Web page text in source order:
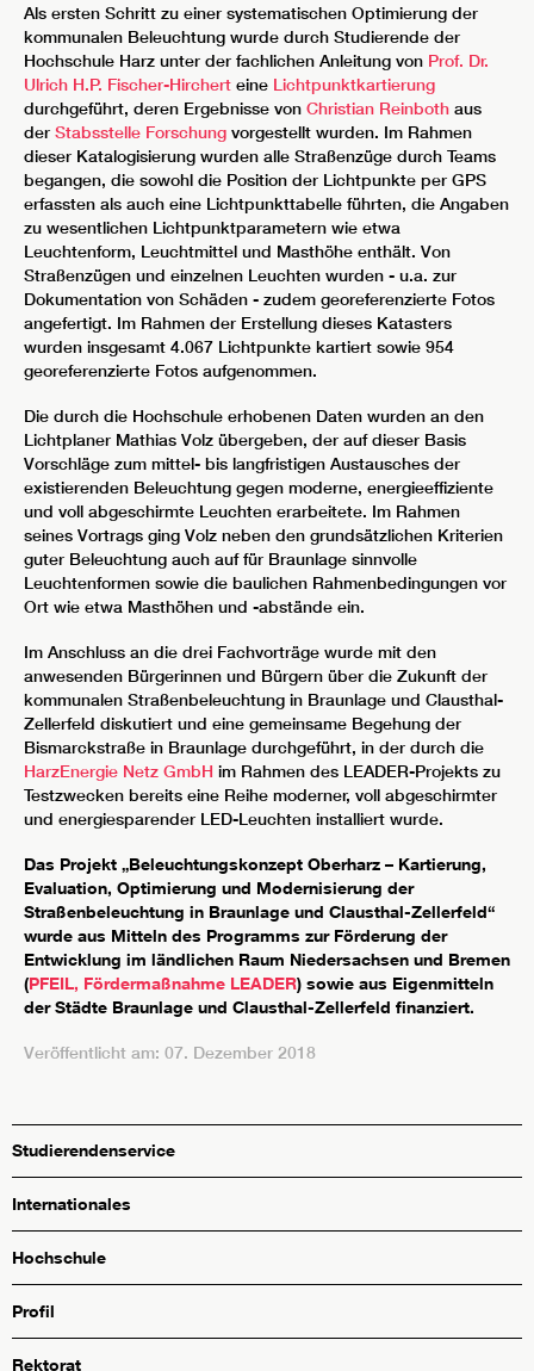
Als ersten Schritt zu einer systematischen Optimierung der
kommunalen Beleuchtung wurde durch Studierende der
Hochschule Harz unter der fachlichen Anleitung von Prof. Dr.
Ulrich H.P. Fischer-Hirchert eine Lichtpunktkartierung
durchgeführt, deren Ergebnisse von Christian Reinboth aus
der Stabsstelle Forschung vorgestellt wurden. Im Rahmen
dieser Katalogisierung wurden alle Straßenzüge durch Teams
begangen, die sowohl die Position der Lichtpunkte per GPS
erfassten als auch eine Lichtpunkttabelle führten, die Angaben
zu wesentlichen Lichtpunktparametern wie etwa
Leuchtenform, Leuchtmittel und Masthöhe enthält. Von
Straßenzügen und einzelnen Leuchten wurden - u.a. zur
Dokumentation von Schäden - zudem georeferenzierte Fotos
angefertigt. Im Rahmen der Erstellung dieses Katasters
wurden insgesamt 4.067 Lichtpunkte kartiert sowie 954
georeferenzierte Fotos aufgenommen.
Die durch die Hochschule erhobenen Daten wurden an den
Lichtplaner Mathias Volz übergeben, der auf dieser Basis
Vorschläge zum mittel- bis langfristigen Austausches der
existierenden Beleuchtung gegen moderne, energieeffiziente
und voll abgeschirmte Leuchten erarbeitete. Im Rahmen
seines Vortrags ging Volz neben den grundsätzlichen Kriterien
guter Beleuchtung auch auf für Braunlage sinnvolle
Leuchtenformen sowie die baulichen Rahmenbedingungen vor
Ort wie etwa Masthöhen und -abstände ein.
Im Anschluss an die drei Fachvorträge wurde mit den
anwesenden Bürgerinnen und Bürgern über die Zukunft der
kommunalen Straßenbeleuchtung in Braunlage und Clausthal-
Zellerfeld diskutiert und eine gemeinsame Begehung der
Bismarckstraße in Braunlage durchgeführt, in der durch die
HarzEnergie Netz GmbH im Rahmen des LEADER-Projekts zu
Testzwecken bereits eine Reihe moderner, voll abgeschirmter
und energiesparender LED-Leuchten installiert wurde.
Das Projekt „Beleuchtungskonzept Oberharz – Kartierung,
Evaluation, Optimierung und Modernisierung der
Straßenbeleuchtung in Braunlage und Clausthal-Zellerfeld“
wurde aus Mitteln des Programms zur Förderung der
Entwicklung im ländlichen Raum Niedersachsen und Bremen
(PFEIL, Fördermaßnahme LEADER) sowie aus Eigenmitteln
der Städte Braunlage und Clausthal-Zellerfeld finanziert.
Veröffentlicht am: 07. Dezember 2018
Studierendenservice
Internationales
Hochschule
Profil
Rektorat